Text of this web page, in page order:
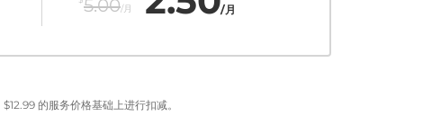
5.00/月 /月
$12.99的服务价格基础上进行扣减。